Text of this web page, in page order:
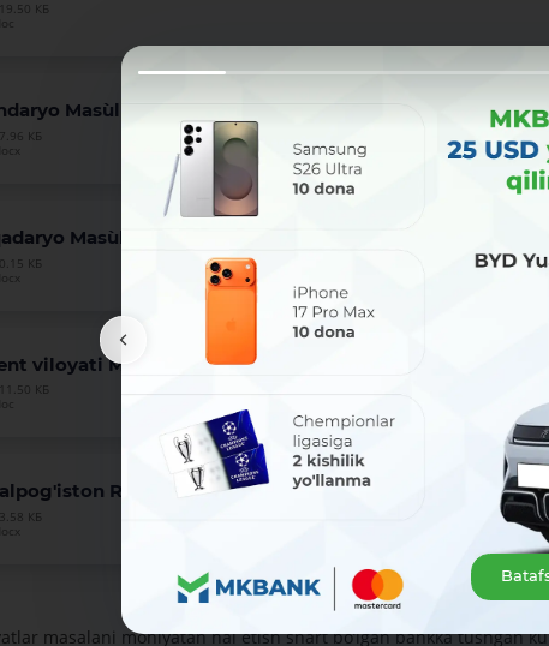
КБ
Mas`ullar ro`yxati
КБ
Mas`ullar ro`yxati
КБ
viloyati Mas`ullar ro`yxati
КБ
Respublikasi Mas`ullar ro`yxati
КБ
MUROJAATLARNI
masalani mohiyatan hal etish shart bo’lgan bankka tushgan